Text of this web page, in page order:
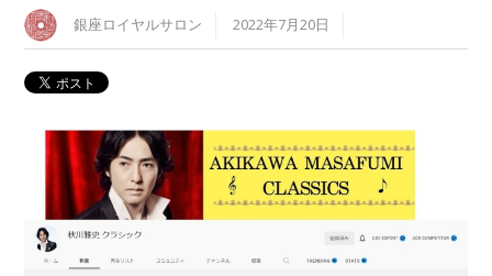
銀座ロイヤルサロン 2022年7月20日